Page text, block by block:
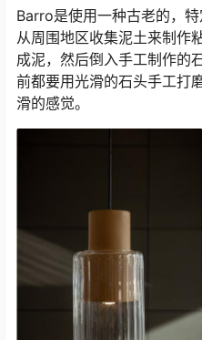
Barro是使用一种古老的，特
从周围地区收集泥土来制作粘
成泥，然后倒入手工制作的
前都要用光滑的石头手工打
滑的感觉。